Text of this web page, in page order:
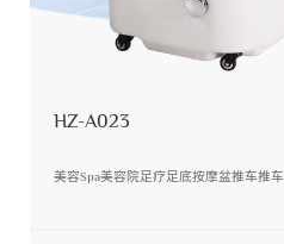
HZ-A023
美容Spa美容院足疗足底按摩盆推车推车